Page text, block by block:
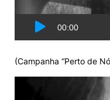
(Campanha “Perto de